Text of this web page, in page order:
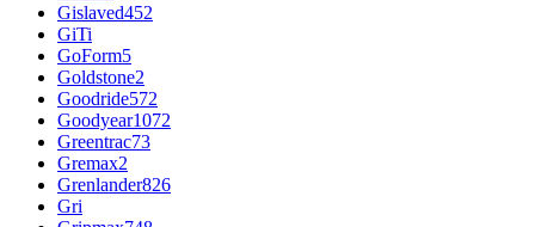
Gislaved452
GiTi
GoForm5
Goldstone2
Goodride572
Goodyear1072
Greentrac73
Gremax2
Grenlander826
Gri